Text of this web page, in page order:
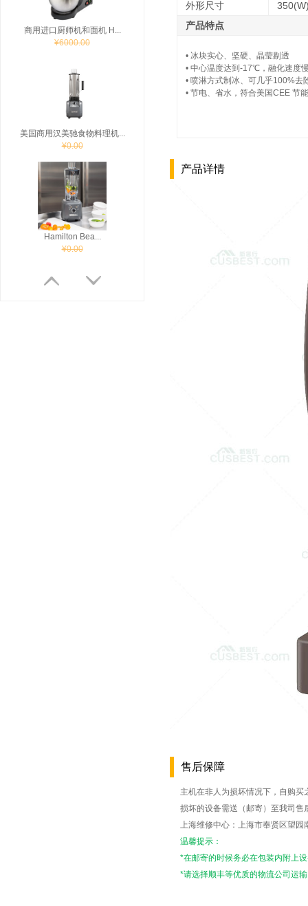
美国商用汉美驰食物料理机...
¥0.00
Hamilton Bea...
¥0.00
美国汉美驰冰沙机Hami...
外形尺寸
产品特点
• 冰块实心、坚硬、晶莹剔透
• 中心温度达到-17℃，融化速度
• 喷淋方式制冰、可几乎100%去
• 节电、省水，符合美国CEE 节
产品详情
售后保障
主机在非人为损坏情况下，自购买
损坏的设备需送（邮寄）至我司售
上海维修中心：上海市奉贤区望
温馨提示：
*在邮寄的时候务必在包装内附上
*请选择顺丰等优质的物流公司运